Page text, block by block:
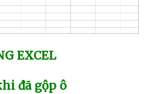
EXCEL
đã gộp ô